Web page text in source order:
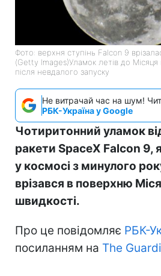
Фото: верхня ступінь Falcon 9
(Getty Images)Уламок летів до Місяця
після невдалого запуску
Не витрачай час на шум!
РБК-Україна у Google
Чотиритонний уламок
ракети SpaceX Falcon 9,
у космосі з минулого
врізався в поверхню
швидкості.
Про це повідомляє РБК-
посиланням на The